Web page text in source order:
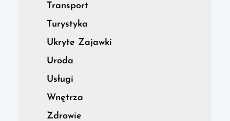
Transport
Turystyka
Ukryte Zajawki
Uroda
Usługi
Wnętrza
Zdrowie